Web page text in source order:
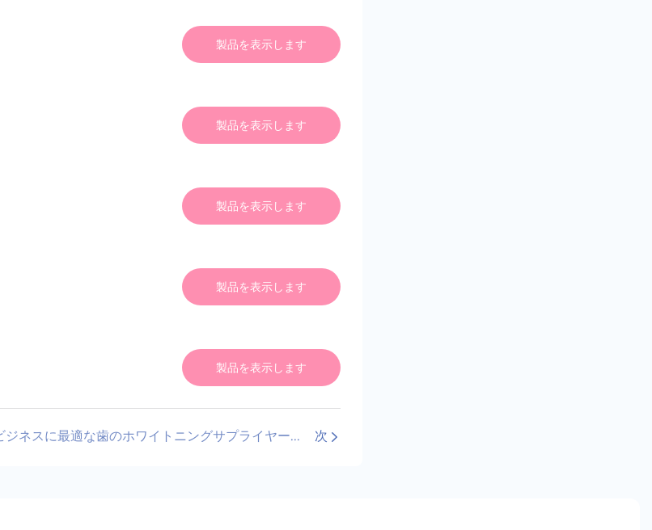
製品を表示します
製品を表示します
製品を表示します
製品を表示します
製品を表示します
ビジネスに最適な歯のホワイトニングサプライヤーを選ぶには？ 次